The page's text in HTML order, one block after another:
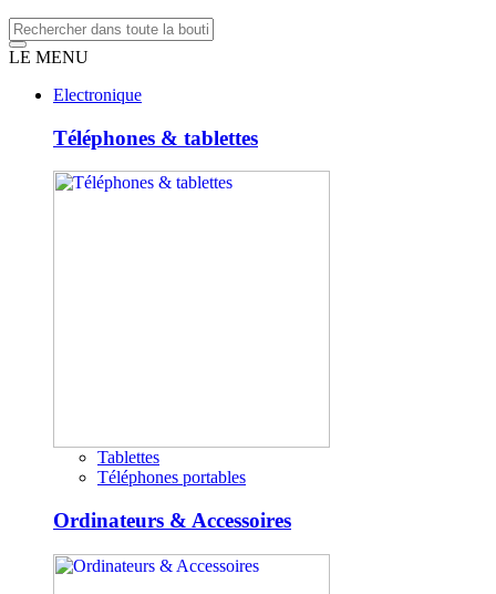
LE MENU
Electronique
Téléphones & tablettes
Tablettes
Téléphones portables
Ordinateurs & Accessoires